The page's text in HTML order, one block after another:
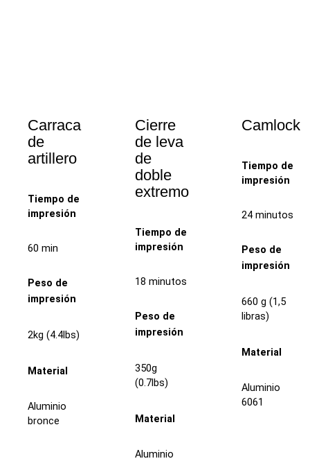
Carraca
de
artillero
Tiempo de
impresión
60 min
Peso de
impresión
2kg (4.4lbs)
Material
Aluminio
bronce
Cierre
de leva
de
doble
extremo
Tiempo de
impresión
18 minutos
Peso de
impresión
350g
(0.7lbs)
Material
Aluminio
Camlock
Tiempo de
impresión
24 minutos
Peso de
impresión
660 g (1,5
libras)
Material
Aluminio
6061